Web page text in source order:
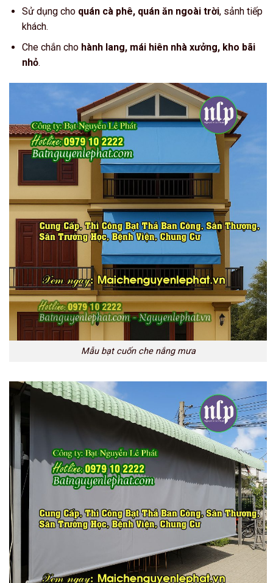
Sử dụng cho quán cà phê, quán ăn ngoài trời, sảnh tiếp
khách.
Che chắn cho hành lang, mái hiên nhà xưởng, kho bãi
nhỏ.
Mẫu bạt cuốn che nắng mưa